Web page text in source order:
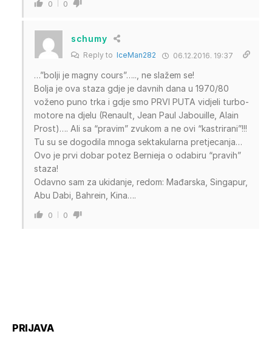
0 0
schumy
Reply to IceMan282 06.12.2016. 19:37
…”bolji je magny cours”….., ne slažem se!
Bolja je ova staza gdje je davnih dana u 1970/80
voženo puno trka i gdje smo PRVI PUTA vidjeli turbo-
motore na djelu (Renault, Jean Paul Jabouille, Alain
Prost)…. Ali sa “pravim” zvukom a ne ovi “kastrirani”!!!
Tu su se dogodila mnoga sektakularna pretjecanja…
Ovo je prvi dobar potez Bernieja o odabiru “pravih”
staza!
Odavno sam za ukidanje, redom: Mađarska, Singapur,
Abu Dabi, Bahrein, Kina….
0 0
PRIJAVA